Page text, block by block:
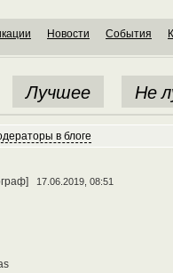
Новости События
Лучшее Не
в блоге
17.06.2019, 08:51